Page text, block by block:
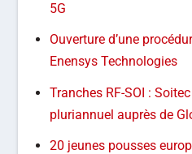
5G
Ouverture d’une
Enensys Technologies
Tranches RF-SOI :
pluriannuel auprès de
20 jeunes pousses